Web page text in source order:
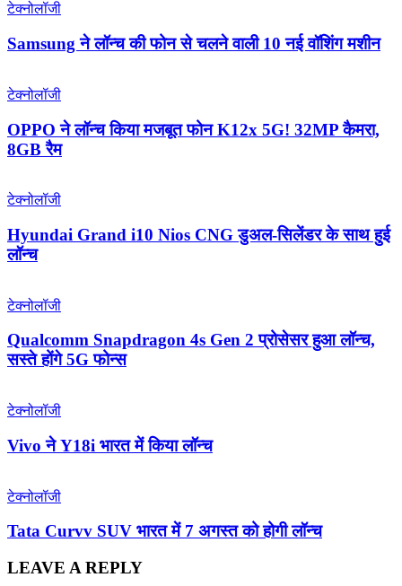
टेक्नोलॉजी
Samsung ने लॉन्च की फोन से चलने वाली 10 नई वॉशिंग मशीन
टेक्नोलॉजी
OPPO ने लॉन्‍च किया मजबूत फोन K12x 5G! 32MP कैमरा,
8GB रैम
टेक्नोलॉजी
Hyundai Grand i10 Nios CNG डुअल-सिलेंडर के साथ हुई
लॉन्च
टेक्नोलॉजी
Qualcomm Snapdragon 4s Gen 2 प्रोसेसर हुआ लॉन्च,
सस्ते होंगे 5G फोन्स
टेक्नोलॉजी
Vivo ने Y18i भारत में किया लॉन्च
टेक्नोलॉजी
Tata Curvv SUV भारत में 7 अगस्त को होगी लॉन्च
LEAVE A REPLY